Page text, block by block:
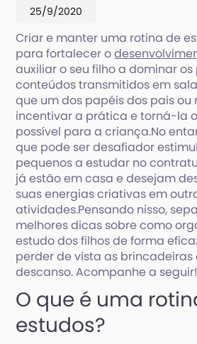
25/9/2020
Criar e manter uma rotina de
para fortalecer o
auxiliar o seu filho a dominar
conteúdos transmitidos em
que um dos papéis dos pais ou
incentivar a prática e torná-la
possível para a criança.No
que pode ser desafiador
pequenos a estudar no
já estão em casa e desejam
suas energias criativas em
atividades.Pensando nisso,
melhores dicas sobre como
estudo dos filhos de forma
perder de vista as brincadeiras
descanso. Acompanhe a seguir!
O que é uma
estudos?